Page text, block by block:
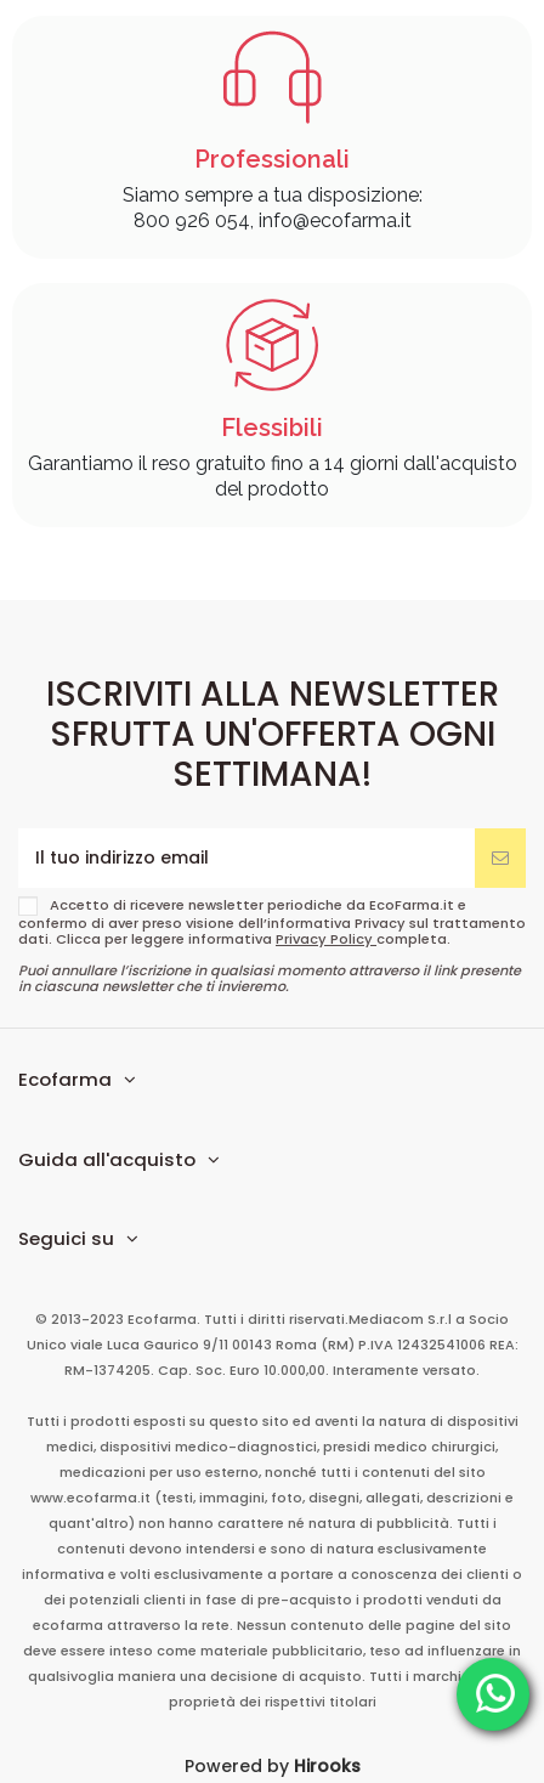
Professionali
Siamo sempre a tua disposizione:
800 926 054, info@ecofarma.it
Flessibili
Garantiamo il reso gratuito fino a 14 giorni dall'acquisto
del prodotto
ISCRIVITI ALLA NEWSLETTER
SFRUTTA UN'OFFERTA OGNI
SETTIMANA!
Accetto di ricevere newsletter periodiche da EcoFarma.it e
confermo di aver preso visione dell’informativa Privacy sul trattamento
dati. Clicca per leggere informativa Privacy Policycompleta.
Puoi annullare l’iscrizione in qualsiasi momento attraverso il link presente
in ciascuna newsletter che ti invieremo.
Ecofarma
Guida all'acquisto
Seguici su
© 2013-2023 Ecofarma. Tutti i diritti riservati.Mediacom S.r.l a Socio
Unico viale Luca Gaurico 9/11 00143 Roma (RM) P.IVA 12432541006 REA:
RM-1374205. Cap. Soc. Euro 10.000,00. Interamente versato.
Tutti i prodotti esposti su questo sito ed aventi la natura di dispositivi
medici, dispositivi medico-diagnostici, presidi medico chirurgici,
medicazioni per uso esterno, nonché tutti i contenuti del sito
www.ecofarma.it (testi, immagini, foto, disegni, allegati, descrizioni e
quant'altro) non hanno carattere né natura di pubblicità. Tutti i
contenuti devono intendersi e sono di natura esclusivamente
informativa e volti esclusivamente a portare a conoscenza dei clienti o
dei potenziali clienti in fase di pre-acquisto i prodotti venduti da
ecofarma attraverso la rete. Nessun contenuto delle pagine del sito
deve essere inteso come materiale pubblicitario, teso ad influenzare in
qualsivoglia maniera una decisione di acquisto. Tutti i marchi sono di
proprietà dei rispettivi titolari
Powered by Hirooks